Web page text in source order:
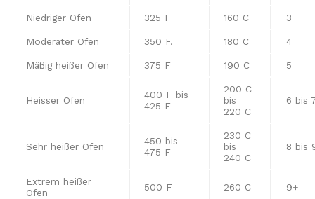
Niedriger Ofen 325 F 160 C 3
Moderater Ofen 350 F. 180 C 4
Mäßig heißer Ofen 375 F 190 C 5
Heisser Ofen
400 F bis
425 F
200 C
bis
220 C
6 bis
Sehr heißer Ofen
450 bis
475 F
230 C
bis
240 C
8 bis
Extrem heißer
Ofen
500 F 260 C 9+